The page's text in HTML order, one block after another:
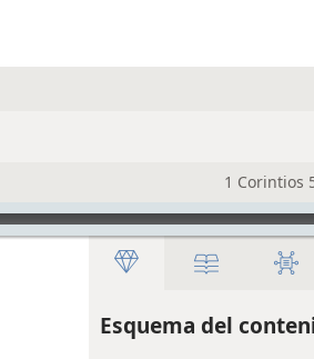
1 Corintios
Esquema del